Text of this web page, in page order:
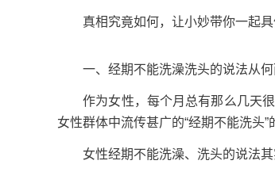
真相究竟如何，让小妙带你一起具
一、经期不能洗澡洗头的说法从何
作为女性，每个月总有那么几天很“
女性群体中流传甚广的“经期不能洗头
女性经期不能洗澡、洗头的说法其